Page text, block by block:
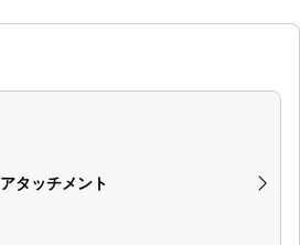
アタッチメント